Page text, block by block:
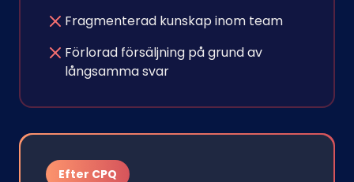
Fragmenterad kunskap inom team
Förlorad försäljning på grund av
långsamma svar
Efter CPQ